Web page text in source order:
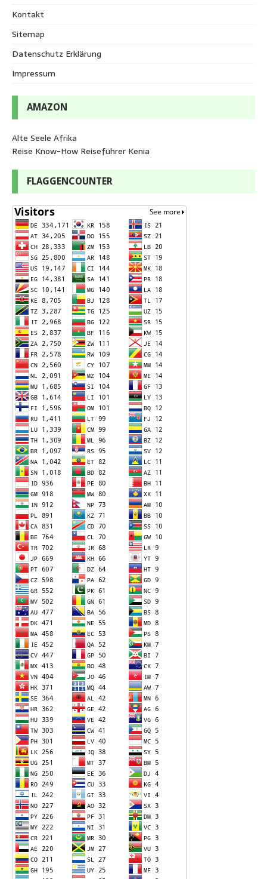
Kontakt
Sitemap
Datenschutz Erklärung
Impressum
AMAZON
Alte Seele Afrika
Reise Know-How Reiseführer Kenia
FLAGGENCOUNTER